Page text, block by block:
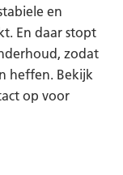
en
En daar stopt
zodat
heffen. Bekijk
op voor